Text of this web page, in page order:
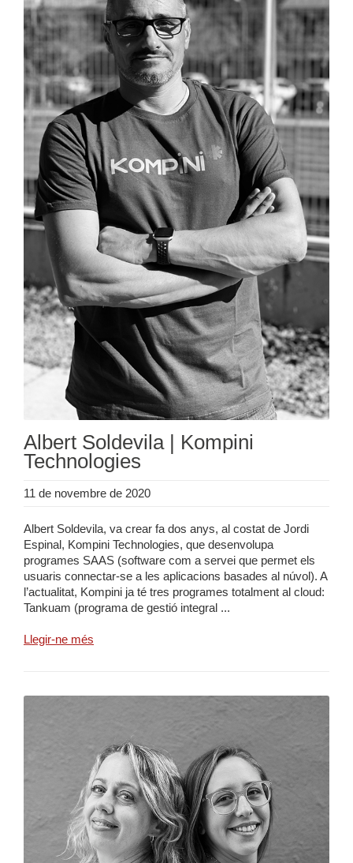
Albert Soldevila | Kompini
Technologies
11 de novembre de 2020
Albert Soldevila, va crear fa dos anys, al costat de Jordi
Espinal, Kompini Technologies, que desenvolupa
programes SAAS (software com a servei que permet els
usuaris connectar-se a les aplicacions basades al núvol). A
l’actualitat, Kompini ja té tres programes totalment al cloud:
Tankuam (programa de gestió integral ...
Llegir-ne més